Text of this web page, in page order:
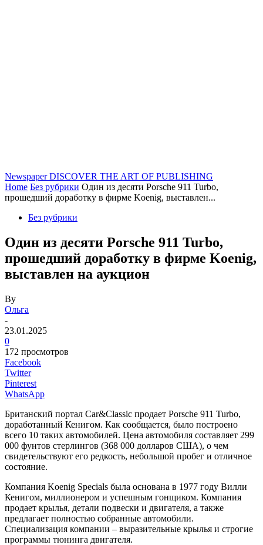
Newspaper DISCOVER THE ART OF PUBLISHING
Home Без рубрики Один из десяти Porsche 911 Turbo,
прошедший доработку в фирме Koenig, выставлен...
Без рубрики
Один из десяти Porsche 911 Turbo,
прошедший доработку в фирме Koenig,
выставлен на аукцион
By
Ольга
-
23.01.2025
0
172 просмотров
Facebook
Twitter
Pinterest
WhatsApp
Британский портал Car&Classic продает Porsche 911 Turbo,
доработанный Кенигом. Как сообщается, было построено
всего 10 таких автомобилей. Цена автомобиля составляет 299
000 фунтов стерлингов (368 000 долларов США), о чем
свидетельствуют его редкость, небольшой пробег и отличное
состояние.
Компания Koenig Specials была основана в 1977 году Вилли
Кенигом, миллионером и успешным гонщиком. Компания
продает крылья, детали подвески и двигателя, а также
предлагает полностью собранные автомобили.
Специализация компании – выразительные крылья и строгие
программы тюнинга двигателя.